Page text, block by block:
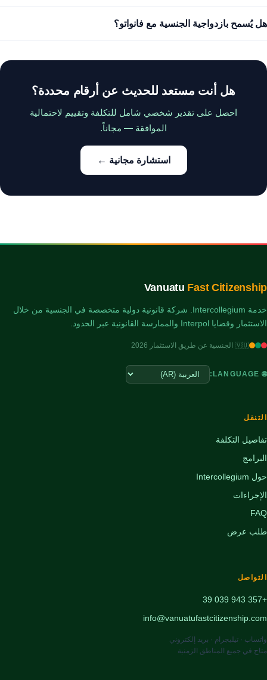
هل يُسمح بازدواجية الجنسية مع فانواتو؟
هل أنت مستعد للحديث عن أرقام محددة؟
احصل على تقدير شخصي شامل للتكلفة وتقييم لاحتمالية
الموافقة — مجاناً.
استشارة مجانية ←
Vanuatu Fast Citizenship
خدمة Intercollegium. شركة قانونية دولية متخصصة في الجنسية من خلال
الاستثمار وقضايا Interpol والممارسة القانونية عبر الحدود.
🇻🇺 الجنسية عن طريق الاستثمار 2026
🌐 LANGUAGE:
التنقل
تفاصيل التكلفة
البرامج
حول Intercollegium
الإجراءات
FAQ
طلب عرض
التواصل
+357 943 039 39
info@vanuatufastcitizenship.com
واتساب · تيليجرام · بريد إلكتروني
متاح في جميع المناطق الزمنية